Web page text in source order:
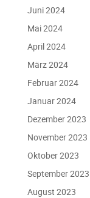
Juni 2024
Mai 2024
April 2024
März 2024
Februar 2024
Januar 2024
Dezember 2023
November 2023
Oktober 2023
September 2023
August 2023